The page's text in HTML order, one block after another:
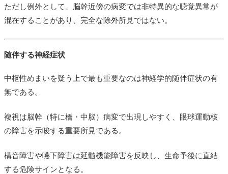
ただし例外として、脳幹近傍の病変では非特異的な聴覚異常が
混在することがあり、完全な除外所見ではない。
随伴する神経症状
中枢性めまいを疑う上で最も重要なのは神経学的随伴症状の有
無である。
複視は脳幹（特に橋・中脳）病変で出現しやすく、眼球運動核
の障害を示唆する重要所見である。
構音障害や嚥下障害は延髄機能障害を反映し、生命予後に直結
する危険サインとなる。